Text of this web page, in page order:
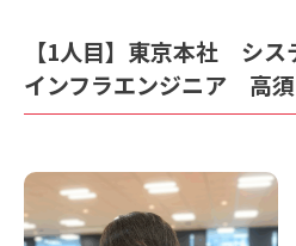
【1人目】東京本社 シス
インフラエンジニア 高